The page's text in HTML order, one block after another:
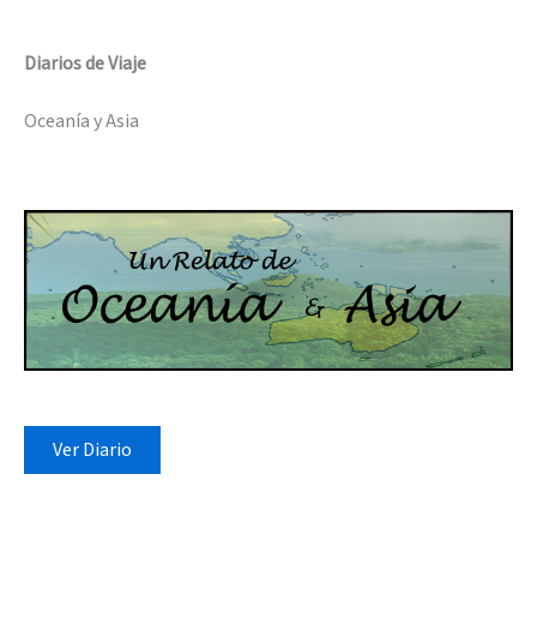
Diarios de Viaje
Oceanía y Asia
Ver Diario